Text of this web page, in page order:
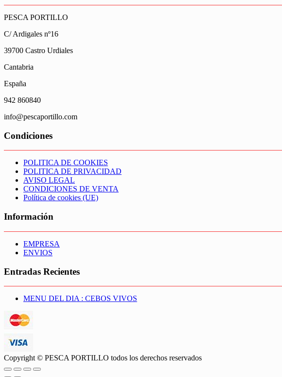
PESCA PORTILLO
C/ Ardigales nº16
39700 Castro Urdiales
Cantabria
España
942 860840
info@pescaportillo.com
Condiciones
POLITICA DE COOKIES
POLITICA DE PRIVACIDAD
AVISO LEGAL
CONDICIONES DE VENTA
Política de cookies (UE)
Información
EMPRESA
ENVIOS
Entradas Recientes
MENU DEL DIA : CEBOS VIVOS
Copyright © PESCA PORTILLO todos los derechos reservados